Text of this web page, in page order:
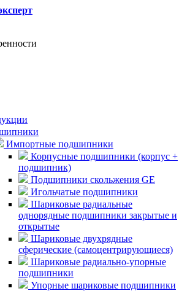
Импортные подшипники
Корпусные подшипники (корпус +
подшипник)
Подшипники скольжения GE
Игольчатые подшипники
Шариковые радиальные
однорядные подшипники закрытые и
открытые
Шариковые двухрядные
сферические (самоцентрирующиеся)
Шариковые радиально-упорные
подшипники
Упорные шариковые подшипники